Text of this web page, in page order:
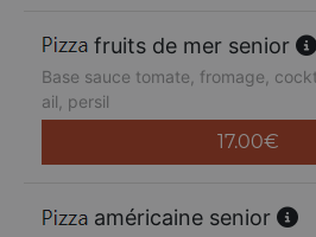
fruits de mer senior
Base sauce tomate, fromage,
ail, persil
17.00€
américaine senior